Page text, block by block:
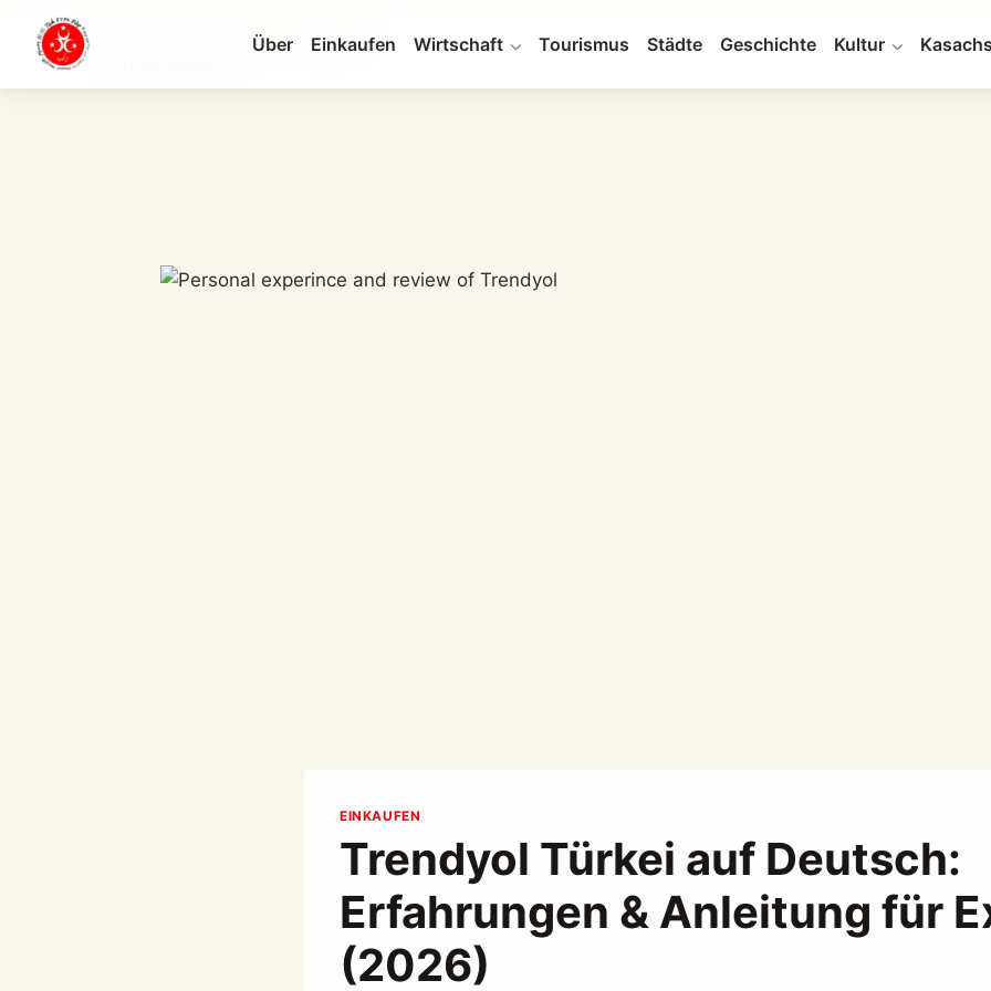
Über Einkaufen Wirtschaft Tourismus Städte Geschichte Kultur
Trendyol Türkei auf Deutsch: Erfahrungen &...
EINKAUFEN
Trendyol Türkei auf Deutsch:
Erfahrungen & Anleitung für
(2026)